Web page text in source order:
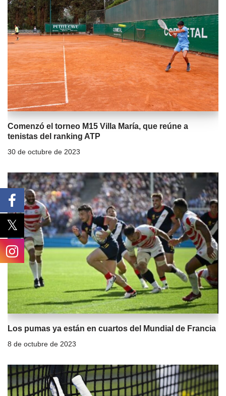
Comenzó el torneo M15 Villa María, que reúne a
tenistas del ranking ATP
30 de octubre de 2023
Los pumas ya están en cuartos del Mundial de Francia
8 de octubre de 2023